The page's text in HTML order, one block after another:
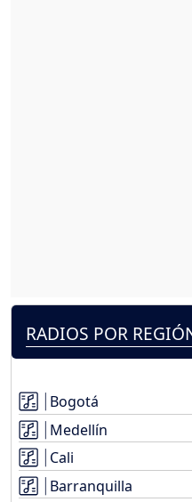
RADIOS POR
Bogotá
Medellín
Cali
Barranquilla